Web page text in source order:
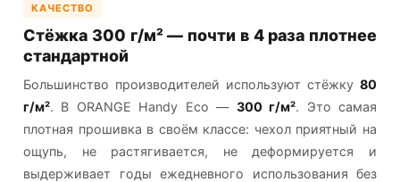
КАЧЕСТВО
Стёжка 300 г/м² — почти в 4 раза плотнее
стандартной
Большинство производителей используют стёжку 80
г/м². В ORANGE Handy Eco — 300 г/м². Это самая
плотная прошивка в своём классе: чехол приятный на
ощупь, не растягивается, не деформируется и
выдерживает годы ежедневного использования без